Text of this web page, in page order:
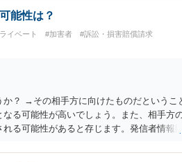
能性は？
イベート #加害者 #訴訟・損害賠償請求
？ →その相手方に向けたものだというこ
る可能性が高いでしょう。また、相手方
る可能性があると存じます。発信者情報
また、された場合賠償金はいくらでしょ